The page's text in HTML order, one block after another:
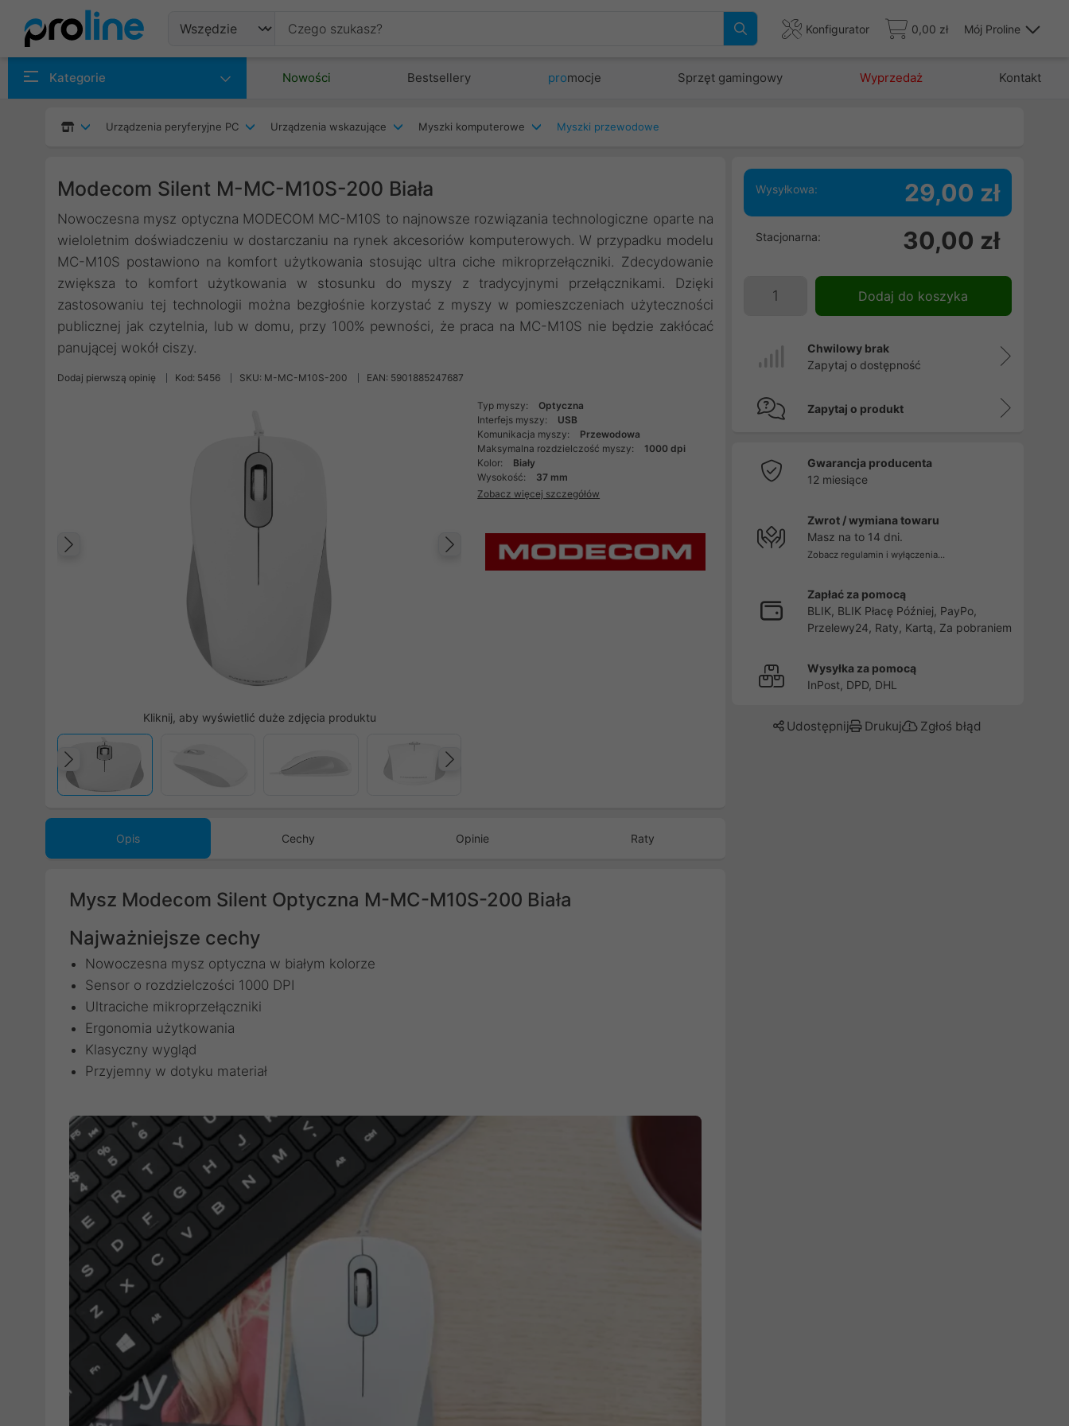
Konfigurator 0,00 zł Mój Proline
Kategorie Nowości Bestsellery promocje Sprzęt gamingowy Wyprzedaż Kontakt
Urządzenia peryferyjne PC Urządzenia wskazujące Myszki komputerowe Myszki przewodowe
Modecom Silent M-MC-M10S-200 Biała
Nowoczesna mysz optyczna MODECOM MC-M10S to najnowsze rozwiązania technologiczne oparte na
wieloletnim doświadczeniu w dostarczaniu na rynek akcesoriów komputerowych. W przypadku modelu
MC-M10S postawiono na komfort użytkowania stosując ultra ciche mikroprzełączniki. Zdecydowanie
zwiększa to komfort użytkowania w stosunku do myszy z tradycyjnymi przełącznikami. Dzięki
zastosowaniu tej technologii można bezgłośnie korzystać z myszy w pomieszczeniach użyteczności
publicznej jak czytelnia, lub w domu, przy 100% pewności, że praca na MC-M10S nie będzie zakłócać
panującej wokół ciszy.
Dodaj pierwszą opinię Kod: 5456 SKU: M-MC-M10S-200 EAN: 5901885247687
Następny
Kliknij, aby wyświetlić duże zdjęcia produktu
Poprzedni
Typ myszy:
Optyczna
Interfejs myszy:
USB
Komunikacja myszy:
Przewodowa
Maksymalna rozdzielczość myszy:
1000 dpi
Kolor:
Biały
Wysokość:
37 mm
Zobacz więcej szczegółów
Opis Cechy Opinie Raty
Mysz Modecom Silent Optyczna M-MC-M10S-200 Biała
Najważniejsze cechy
Nowoczesna mysz optyczna w białym kolorze
Sensor o rozdzielczości 1000 DPI
Ultraciche mikroprzełączniki
Ergonomia użytkowania
Klasyczny wygląd
Przyjemny w dotyku materiał
Wysyłkowa: 29,00 zł
Stacjonarna: 30,00 zł
Dodaj do koszyka
Chwilowy brak
Zapytaj o dostępność
Zapytaj o produkt
Gwarancja producenta
12 miesiące
Zwrot / wymiana towaru
Masz na to 14 dni.
Zobacz regulamin i wyłączenia...
Zapłać za pomocą
BLIK, BLIK Płacę Później, PayPo,
Przelewy24, Raty, Kartą, Za pobraniem
Wysyłka za pomocą
InPost, DPD, DHL
Udostępnij Drukuj Zgłoś błąd